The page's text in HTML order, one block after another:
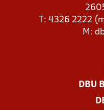
T: 4326 2222
M:
DBU